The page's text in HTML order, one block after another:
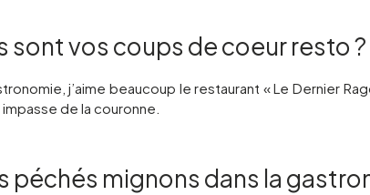
sont vos coups de coeur resto ?
j’aime beaucoup le restaurant « Le Dernier
de la couronne.
péchés mignons dans la